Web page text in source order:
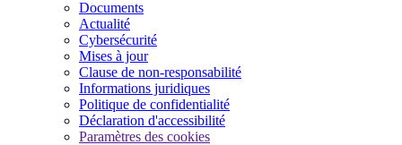
Documents
Actualité
Cybersécurité
Mises à jour
Clause de non-responsabilité
Informations juridiques
Politique de confidentialité
Déclaration d'accessibilité
Paramètres des cookies